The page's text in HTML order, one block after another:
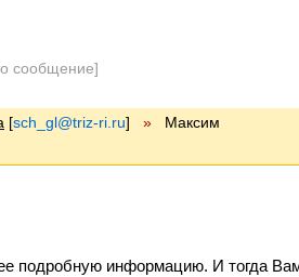
сообщение]
[sch_gl@triz-ri.ru] » Максим
подробную информацию. И тогда